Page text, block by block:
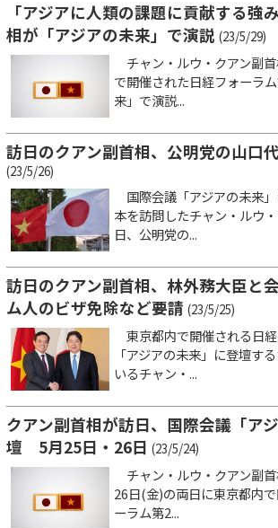
「アジアに人類の課題に貢献する強
相が「アジアの未来」で演説 (23/5/29)
チャン・ルウ・クアン副
で開催された日経フォーラ
来」で演説...
訪日のクアン副首相、公明党の山口
(23/5/26)
国際会議「アジアの未来
本を訪問したチャン・ルウ
日、公明党の...
訪日のクアン副首相、林外務大臣と
ム人のビザ免除など要請 (23/5/25)
東京都内で開催される日
「アジアの未来」に登壇す
いるチャン・...
クアン副首相が訪日、国際会議「ア
壇 5月25日・26日 (23/5/24)
チャン・ルウ・クアン副
26日(金)の両日に東京都内
ーラム第2...